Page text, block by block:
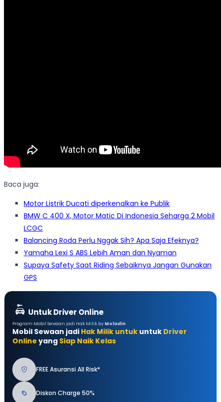
Baca juga:
Motor Listrik Ducati diperkenalkan ke Publik
BMW C 400 X, Motor Matic Di Indonesia Seharga 2 Mobil
LCGC
Balancing Roda Perlu Nggak Sih? Apa Saja Efeknya?
Yamaha Lexi S ABS Lebih Aman dan Nyaman
Supaya Safety Saat Riding Sebaiknya Jangan Gunakan
GPS
Untuk Driver Online
Program Mobil Sewaan jadi Hak Milik by Moladin
Mobil Sewaan jadi Hak Milik untuk untuk Driver
Online yang Siap Naik Kelas
FREE Asuransi All Risk*
Diskon Charge 50%